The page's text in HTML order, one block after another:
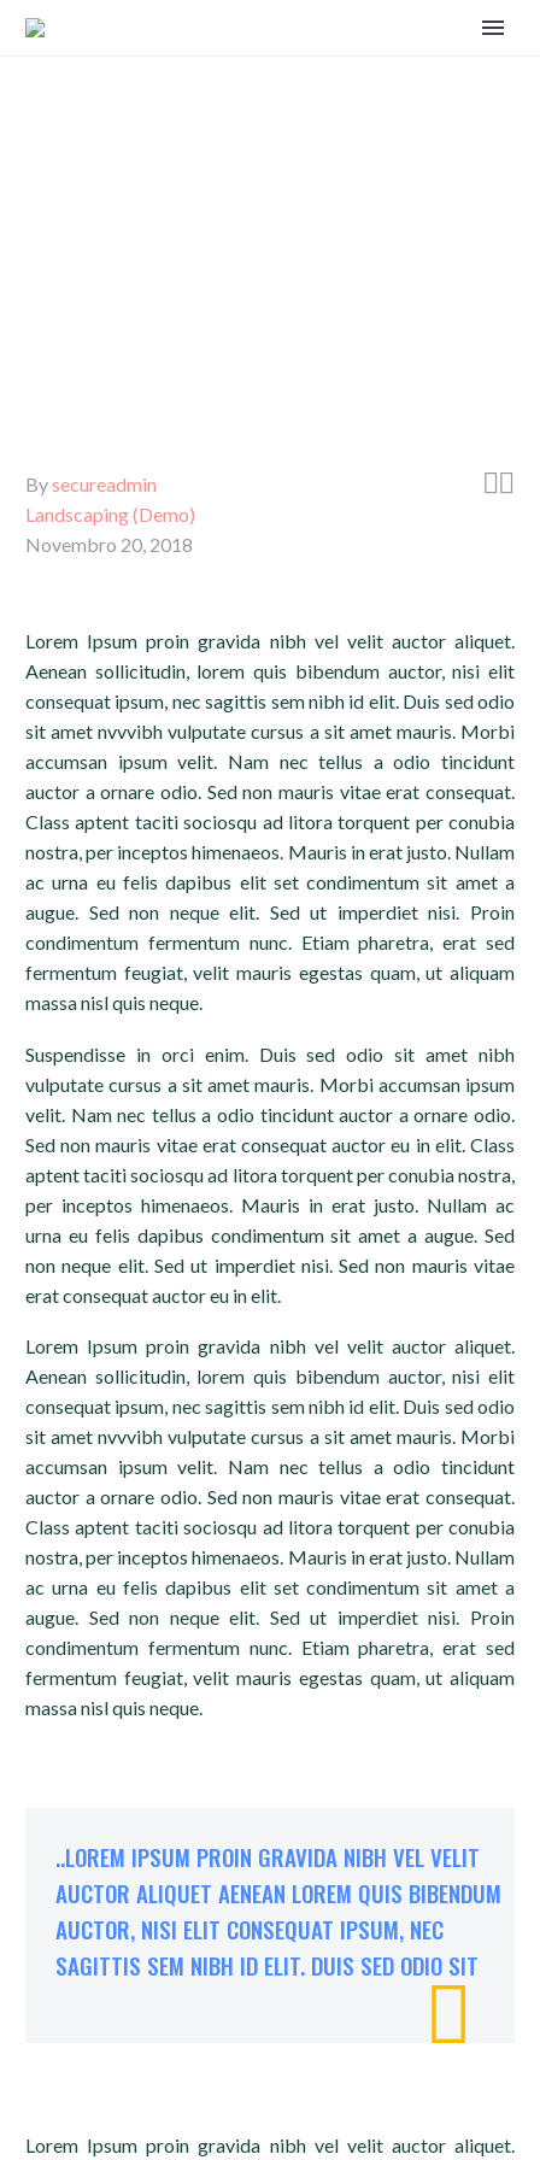

Bysecureadmin
Landscaping (Demo)
Novembro 20, 2018
Lorem Ipsum proin gravida nibh vel velit auctor aliquet.
Aenean sollicitudin, lorem quis bibendum auctor, nisi elit
consequat ipsum, nec sagittis sem nibh id elit. Duis sed odio
sit amet nvvvibh vulputate cursus a sit amet mauris. Morbi
accumsan ipsum velit. Nam nec tellus a odio tincidunt
auctor a ornare odio. Sed non mauris vitae erat consequat.
Class aptent taciti sociosqu ad litora torquent per conubia
nostra, per inceptos himenaeos. Mauris in erat justo. Nullam
ac urna eu felis dapibus elit set condimentum sit amet a
augue. Sed non neque elit. Sed ut imperdiet nisi. Proin
condimentum fermentum nunc. Etiam pharetra, erat sed
fermentum feugiat, velit mauris egestas quam, ut aliquam
massa nisl quis neque.
Suspendisse in orci enim. Duis sed odio sit amet nibh
vulputate cursus a sit amet mauris. Morbi accumsan ipsum
velit. Nam nec tellus a odio tincidunt auctor a ornare odio.
Sed non mauris vitae erat consequat auctor eu in elit. Class
aptent taciti sociosqu ad litora torquent per conubia nostra,
per inceptos himenaeos. Mauris in erat justo. Nullam ac
urna eu felis dapibus condimentum sit amet a augue. Sed
non neque elit. Sed ut imperdiet nisi. Sed non mauris vitae
erat consequat auctor eu in elit.
Lorem Ipsum proin gravida nibh vel velit auctor aliquet.
Aenean sollicitudin, lorem quis bibendum auctor, nisi elit
consequat ipsum, nec sagittis sem nibh id elit. Duis sed odio
sit amet nvvvibh vulputate cursus a sit amet mauris. Morbi
accumsan ipsum velit. Nam nec tellus a odio tincidunt
auctor a ornare odio. Sed non mauris vitae erat consequat.
Class aptent taciti sociosqu ad litora torquent per conubia
nostra, per inceptos himenaeos. Mauris in erat justo. Nullam
ac urna eu felis dapibus elit set condimentum sit amet a
augue. Sed non neque elit. Sed ut imperdiet nisi. Proin
condimentum fermentum nunc. Etiam pharetra, erat sed
fermentum feugiat, velit mauris egestas quam, ut aliquam
massa nisl quis neque.
..LOREM IPSUM PROIN GRAVIDA NIBH VEL VELIT
AUCTOR ALIQUET AENEAN LOREM QUIS BIBENDUM
AUCTOR, NISI ELIT CONSEQUAT IPSUM, NEC
SAGITTIS SEM NIBH ID ELIT. DUIS SED ODIO SIT

Lorem Ipsum proin gravida nibh vel velit auctor aliquet.